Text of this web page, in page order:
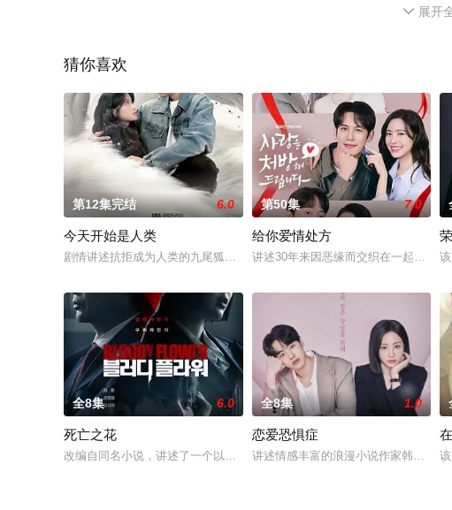
 展开
猜你喜欢
第12集完结 6.0
今天开始是人类
剧情讲述抗拒成为人类的九尾狐与极度自恋的足球明星之间的欢喜冤家罗
第50集 7.0
给你爱情处方
讲述30年来因恶缘而交织在一起的两
全8集 6.0
死亡之花
改编自同名小说，讲述了一个以人体实验的名义杀害无数人的连环杀人魔，
全8集 1.0
恋爱恐惧症
讲述情感丰富的浪漫小说作家韩善与